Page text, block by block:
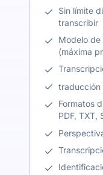
Sin límite
transcribir
Modelo de
(máxima
traducción
Formatos
PDF, TXT,